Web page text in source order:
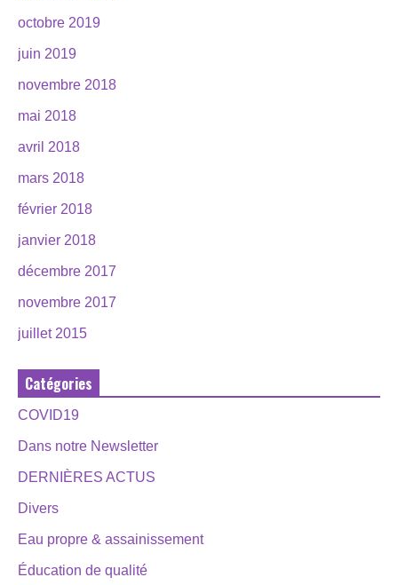
octobre 2019
juin 2019
novembre 2018
mai 2018
avril 2018
mars 2018
février 2018
janvier 2018
décembre 2017
novembre 2017
juillet 2015
Catégories
COVID19
Dans notre Newsletter
DERNIÈRES ACTUS
Divers
Eau propre & assainissement
Éducation de qualité